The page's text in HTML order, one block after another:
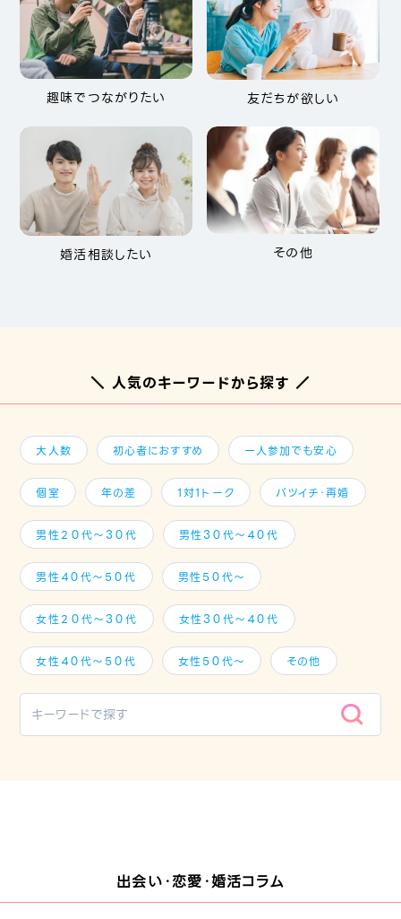
趣味でつながりたい 友だちが欲しい
婚活相談したい その他
＼ 人気のキーワードから探す ／
大人数 初心者におすすめ 一人参加でも安心
個室 年の差 1対1トーク バツイチ・再婚
男性２０代～３０代 男性３０代～４０代
男性４０代～５０代 男性５０代～
女性２０代～３０代 女性３０代～４０代
女性４０代～５０代 女性５０代～ その他
出会い・恋愛・婚活コラム